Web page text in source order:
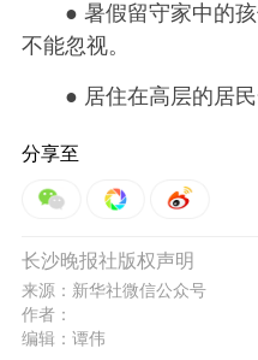
● 暑假留守家中的孩
不能忽视。
● 居住在高层的居民
分享至
长沙晚报社版权声明
来源：新华社微信公众号
作者：
编辑：谭伟